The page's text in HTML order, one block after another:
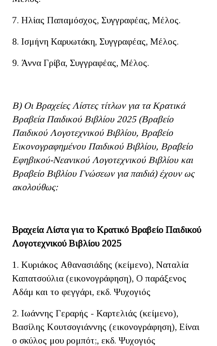
7. Ηλίας Παπαμόσχος, Συγγραφέας, Μέλος.
8. Ισμήνη Καρυωτάκη, Συγγραφέας, Μέλος.
9. Άννα Γρίβα, Συγγραφέας, Μέλος.
Β) Οι Βραχείες Λίστες τίτλων για τα Κρατικά
Βραβεία Παιδικού Βιβλίου 2025 (Βραβείο
Παιδικού Λογοτεχνικού Βιβλίου, Βραβείο
Εικονογραφημένου Παιδικού Βιβλίου, Βραβείο
Εφηβικού-Νεανικού Λογοτεχνικού Βιβλίου και
Βραβείο Βιβλίου Γνώσεων για παιδιά) έχουν ως
ακολούθως:
Βραχεία Λίστα για το Κρατικό Βραβείο Παιδικού
Λογοτεχνικού Βιβλίου 2025
1. Κυριάκος Αθανασιάδης (κείμενο), Ναταλία
Καπατσούλια (εικονογράφηση), Ο παράξενος
Αδάμ και το φεγγάρι, εκδ. Ψυχογιός
2. Ιωάννης Γεραρής - Καρτελιάς (κείμενο),
Βασίλης Κουτσογιάννης (εικονογράφηση), Είναι
ο σκύλος μου ρομπότ;, εκδ. Ψυχογιός